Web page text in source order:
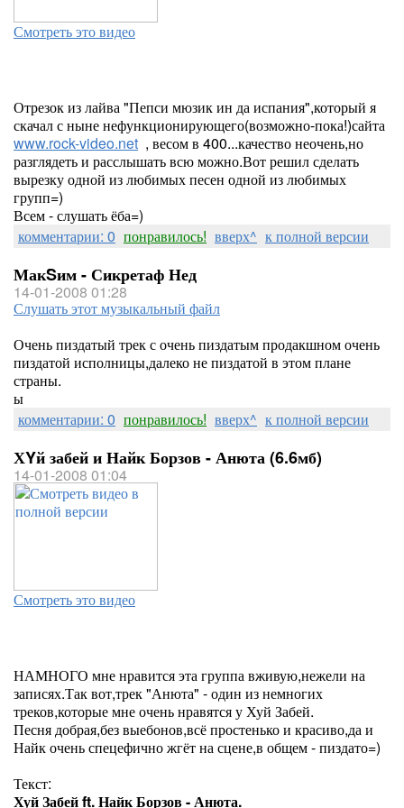
Смотреть это видео
Отрезок из лайва "Пепси мюзик ин да испания",который я
скачал с ныне нефункционирующего(возможно-пока!)сайта
www.rock-video.net , весом в 400...качество неочень,но
разглядеть и расслышать всю можно.Вот решил сделать
вырезку одной из любимых песен одной из любимых
групп=)
Всем - слушать ёба=)
комментарии: 0 понравилось! вверх^ к полной версии
МакSим - Сикретаф Нед
14-01-2008 01:28
Слушать этот музыкальный файл
Очень пиздатый трек с очень пиздатым продакшном очень
пиздатой исполницы,далеко не пиздатой в этом плане
страны.
ы
комментарии: 0 понравилось! вверх^ к полной версии
ХYй забей и Найк Борзов - Анюта (6.6мб)
14-01-2008 01:04
Смотреть это видео
НАМНОГО мне нравится эта группа вживую,нежели на
записях.Так вот,трек "Анюта" - один из немногих
треков,которые мне очень нравятся у Хуй Забей.
Песня добрая,без выебонов,всё простенько и красиво,да и
Найк очень спецефично жгёт на сцене,в общем - пиздато=)
Текст:
Хуй Забей ft. Найк Борзов - Анюта.